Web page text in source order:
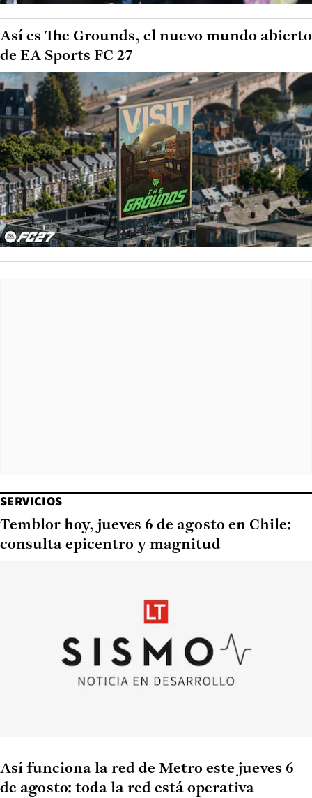
Así es The Grounds, el nuevo mundo abierto
de EA Sports FC 27
SERVICIOS
Temblor hoy, jueves 6 de agosto en Chile:
consulta epicentro y magnitud
Así funciona la red de Metro este jueves 6
de agosto: toda la red está operativa